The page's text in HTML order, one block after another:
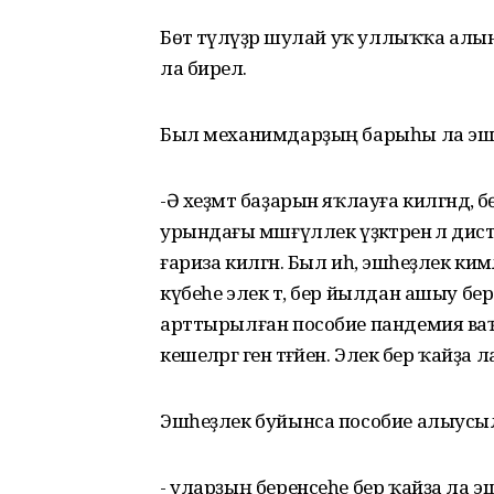
Бөтә түләүҙәр шулай уҡ уллыҡҡа
ла бирелә.
Был механимдарҙың барыһы ла
-Ә хеҙмәт баҙарын яҡлауға килгәндә,
урындағы мәшғүллек үҙәктәренә лә
ғариза килгән. Был иһә, эшһеҙлек
күбеһе элек тә, бер йылдан ашыу бер
арттырылған пособие пандемия
кешеләргә генә тәғәйен. Элек бер
Эшһеҙлек буйынса пособие
- уларҙың беренсеһе бер ҡайҙа ла